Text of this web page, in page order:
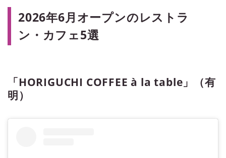
2026年6月オープンのレストラ
ン・カフェ5選
「HORIGUCHI COFFEE à la table」（有
明）